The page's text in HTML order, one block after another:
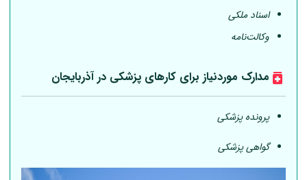
اسناد ملکی
وکالت‌نامه
مدارک موردنیاز برای کارهای پزشکی در آذربایجان
پرونده پزشکی
گواهی پزشکی